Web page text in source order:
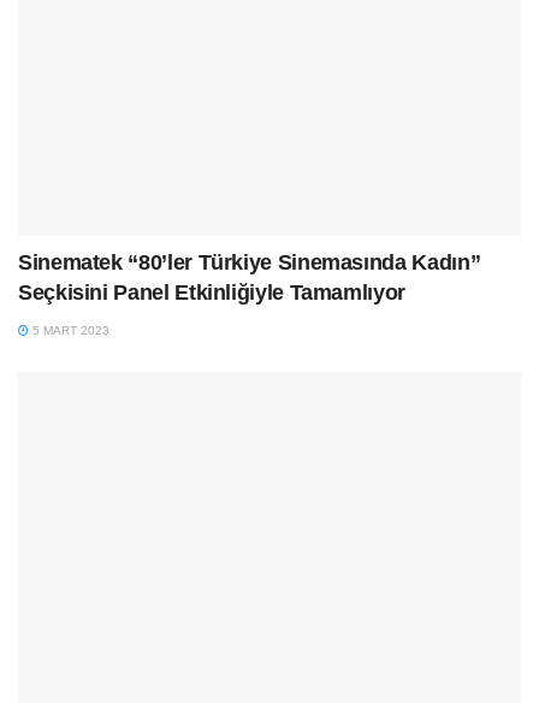
Sinematek “80’ler Türkiye Sinemasında Kadın”
Seçkisini Panel Etkinliğiyle Tamamlıyor
5 MART 2023